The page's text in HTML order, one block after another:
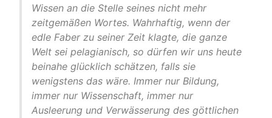
Wissen an die Stelle seines nicht mehr
zeitgemäßen Wortes. Wahrhaftig, wenn der
edle Faber zu seiner Zeit klagte, die ganze
Welt sei pelagianisch, so dürfen wir uns heute
beinahe glücklich schätzen, falls sie
wenigstens das wäre. Immer nur Bildung,
immer nur Wissenschaft, immer nur
Ausleerung und Verwässerung des göttlichen